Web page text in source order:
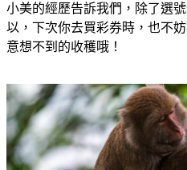
小美的經歷告訴我們，除了選
以，下次你去買彩券時，也不
意想不到的收穫哦！